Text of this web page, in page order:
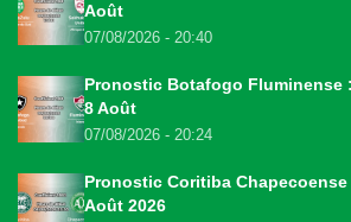
Août
07/08/2026 - 20:40
Pronostic Botafogo Fluminense
8 Août
07/08/2026 - 20:24
Pronostic Coritiba Chapecoense
Août 2026